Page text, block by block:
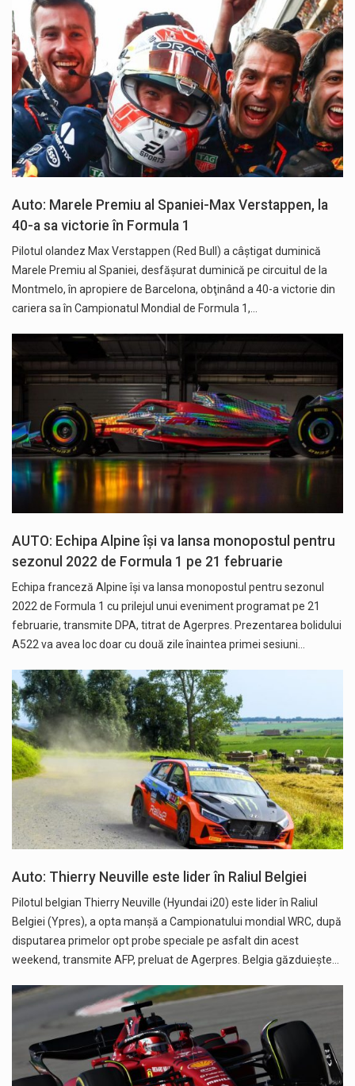
Auto: Marele Premiu al Spaniei-Max Verstappen, la
40-a sa victorie în Formula 1
Pilotul olandez Max Verstappen (Red Bull) a câştigat duminică
Marele Premiu al Spaniei, desfăşurat duminică pe circuitul de la
Montmelo, în apropiere de Barcelona, obţinând a 40-a victorie din
cariera sa în Campionatul Mondial de Formula 1,…
AUTO: Echipa Alpine îşi va lansa monopostul pentru
sezonul 2022 de Formula 1 pe 21 februarie
Echipa franceză Alpine îşi va lansa monopostul pentru sezonul
2022 de Formula 1 cu prilejul unui eveniment programat pe 21
februarie, transmite DPA, titrat de Agerpres. Prezentarea bolidului
A522 va avea loc doar cu două zile înaintea primei sesiuni…
Auto: Thierry Neuville este lider în Raliul Belgiei
Pilotul belgian Thierry Neuville (Hyundai i20) este lider în Raliul
Belgiei (Ypres), a opta manşă a Campionatului mondial WRC, după
disputarea primelor opt probe speciale pe asfalt din acest
weekend, transmite AFP, preluat de Agerpres. Belgia găzduieşte…